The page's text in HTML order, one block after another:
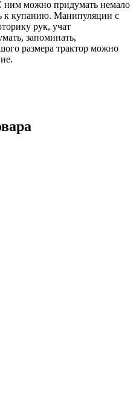
ним можно придумать немало
к купанию. Манипуляции с
рук, учат
запоминать,
размера трактор можно